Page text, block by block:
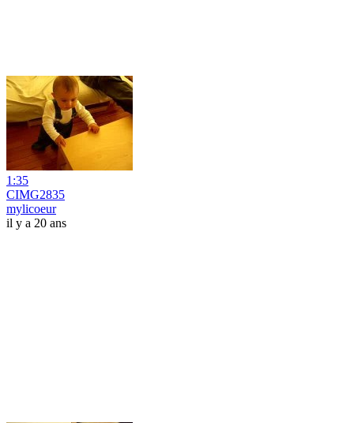
1:35
CIMG2835
mylicoeur
il y a 20 ans